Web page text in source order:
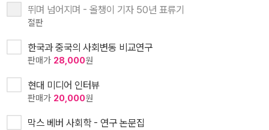
뛰며 넘어지며 - 올챙이 기자 50년 표류기
절판
한국과 중국의 사회변동 비교연구
판매가 28,000원
현대 미디어 인터뷰
판매가 20,000원
막스 베버 사회학 - 연구 논문집